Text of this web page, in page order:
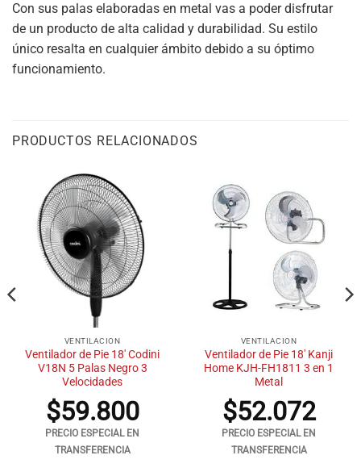
Con sus palas elaboradas en metal vas a poder disfrutar
de un producto de alta calidad y durabilidad. Su estilo
único resalta en cualquier ámbito debido a su óptimo
funcionamiento.
PRODUCTOS RELACIONADOS
VENTILACION
Ventilador de Pie 18′ Codini
V18N 5 Palas Negro 3
Velocidades
$59.800
PRECIO ESPECIAL EN
TRANSFERENCIA
VENTILACION
Ventilador de Pie 18′ Kanji
Home KJH-FH1811 3 en 1
Metal
$52.072
PRECIO ESPECIAL EN
TRANSFERENCIA